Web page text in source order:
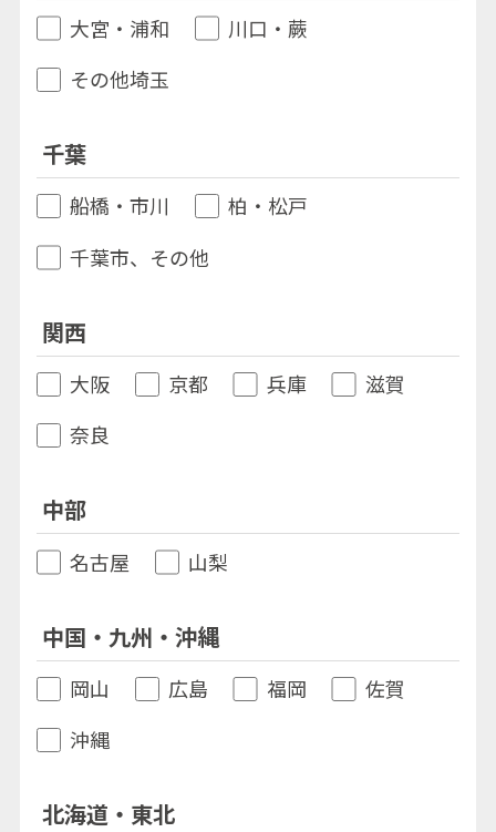
大宮・浦和
川口・蕨
その他埼玉
千葉
船橋・市川
柏・松戸
千葉市、その他
関西
大阪 京都 兵庫
滋賀
奈良
中部
名古屋 山梨
中国・九州・沖縄
岡山 広島 福岡
佐賀
沖縄
北海道・東北